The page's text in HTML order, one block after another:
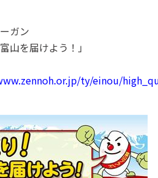
ガン
山を届けよう！」
ty/einou/